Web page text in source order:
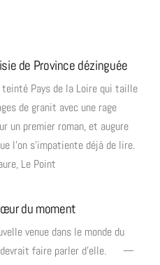
de Province dézinguée
Pays de la Loire qui taille
de granit avec une rage
un premier roman, et augure
l’on s’impatiente déjà de lire.
Le Point
du moment
venue dans le monde du
devrait faire parler d’elle. —